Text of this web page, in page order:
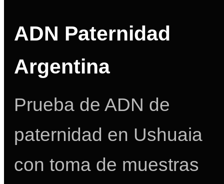
ADN Paternidad
Argentina
Prueba de ADN de
paternidad en Ushuaia
con toma de muestras